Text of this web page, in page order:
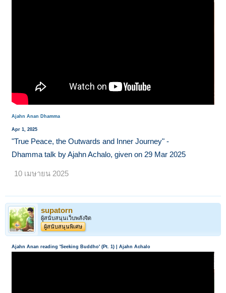
Ajahn Anan Dhamma
Apr 1, 2025
"True Peace, the Outwards and Inner Journey" -
Dhamma talk by Ajahn Achalo, given on 29 Mar 2025
10 เมษายน 2025
supatorn
ผู้สนับสนุนเว็บพลังจิต
ผู้สนับสนุนพิเศษ
Ajahn Anan reading 'Seeking Buddho' (Pt. 1) | Ajahn Achalo